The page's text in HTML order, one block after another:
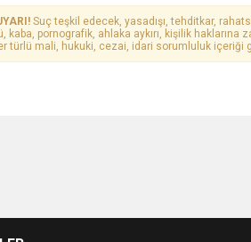
Suç teşkil edecek, yasadışı, tehditkar,
kaba, pornografik, ahlaka aykırı, kişilik
türlü mali, hukuki, cezai, idari sorumluluk içeriği